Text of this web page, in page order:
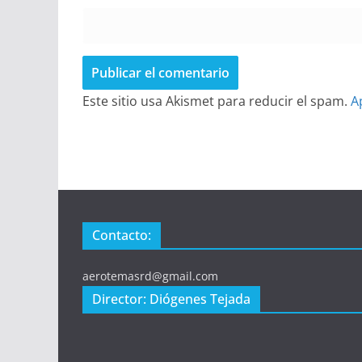
Este sitio usa Akismet para reducir el spam.
Contacto:
aerotemasrd@gmail.com
Director: Diógenes Tejada